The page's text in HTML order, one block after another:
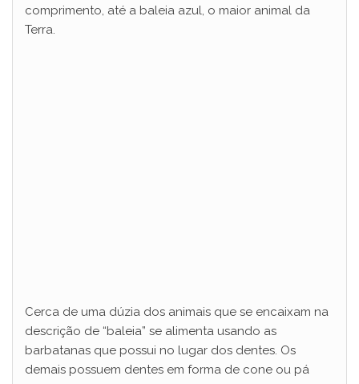
V
comprimento, até a baleia azul, o maior animal da
Terra.
Cerca de uma dúzia dos animais que se encaixam na
descrição de “baleia” se alimenta usando as
barbatanas que possui no lugar dos dentes. Os
demais possuem dentes em forma de cone ou pá